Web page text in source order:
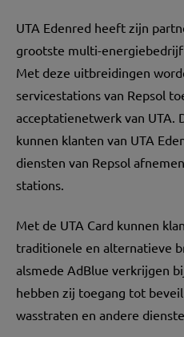
UTA Edenred heeft zijn
grootste multi-energiebedrijf
Met deze uitbreidingen
servicestations van Repsol
acceptatienetwerk van UTA.
kunnen klanten van UTA
diensten van Repsol
stations.
Met de UTA Card kunnen
traditionele en alternatieve
alsmede AdBlue verkrijgen
hebben zij toegang tot
wasstraten en andere